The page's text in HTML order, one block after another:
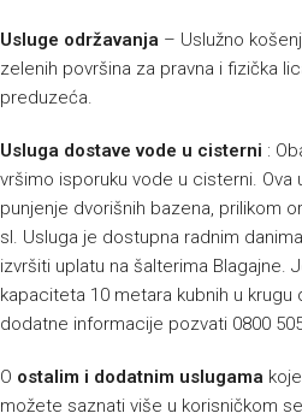
Usluge održavanja – Uslužno
zelenih površina za pravna i fizička
preduzeća.
Usluga dostave vode u cisterni :
vršimo isporuku vode u cisterni. Ova
punjenje dvorišnih bazena, prilikom
sl. Usluga je dostupna radnim
izvršiti uplatu na šalterima Blagajne.
kapaciteta 10 metara kubnih u krugu
dodatne informacije pozvati 0800
O ostalim i dodatnim uslugama
možete saznati više u korisničkom